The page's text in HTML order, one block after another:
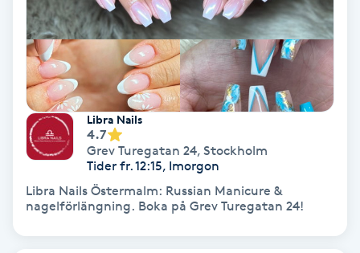
Ombre
Ombre brows
Ombre naglar
Optiker
Ortobionomi
Libra Nails
4.7
Grev Turegatan 24, Stockholm
Tider fr. 12:15, Imorgon
Libra Nails Östermalm: Russian Manicure &
nagelförlängning. Boka på Grev Turegatan 24!